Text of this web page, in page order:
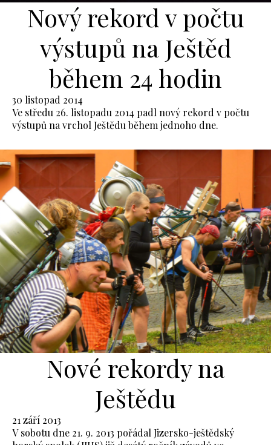
Nový rekord v počtu
výstupů na Ještěd
během 24 hodin
30 listopad 2014
Ve středu 26. listopadu 2014 padl nový rekord v počtu
výstupů na vrchol Ještědu během jednoho dne.
Nové rekordy na
Ještědu
21 září 2013
V sobotu dne 21. 9. 2013 pořádal Jizersko-ještědský